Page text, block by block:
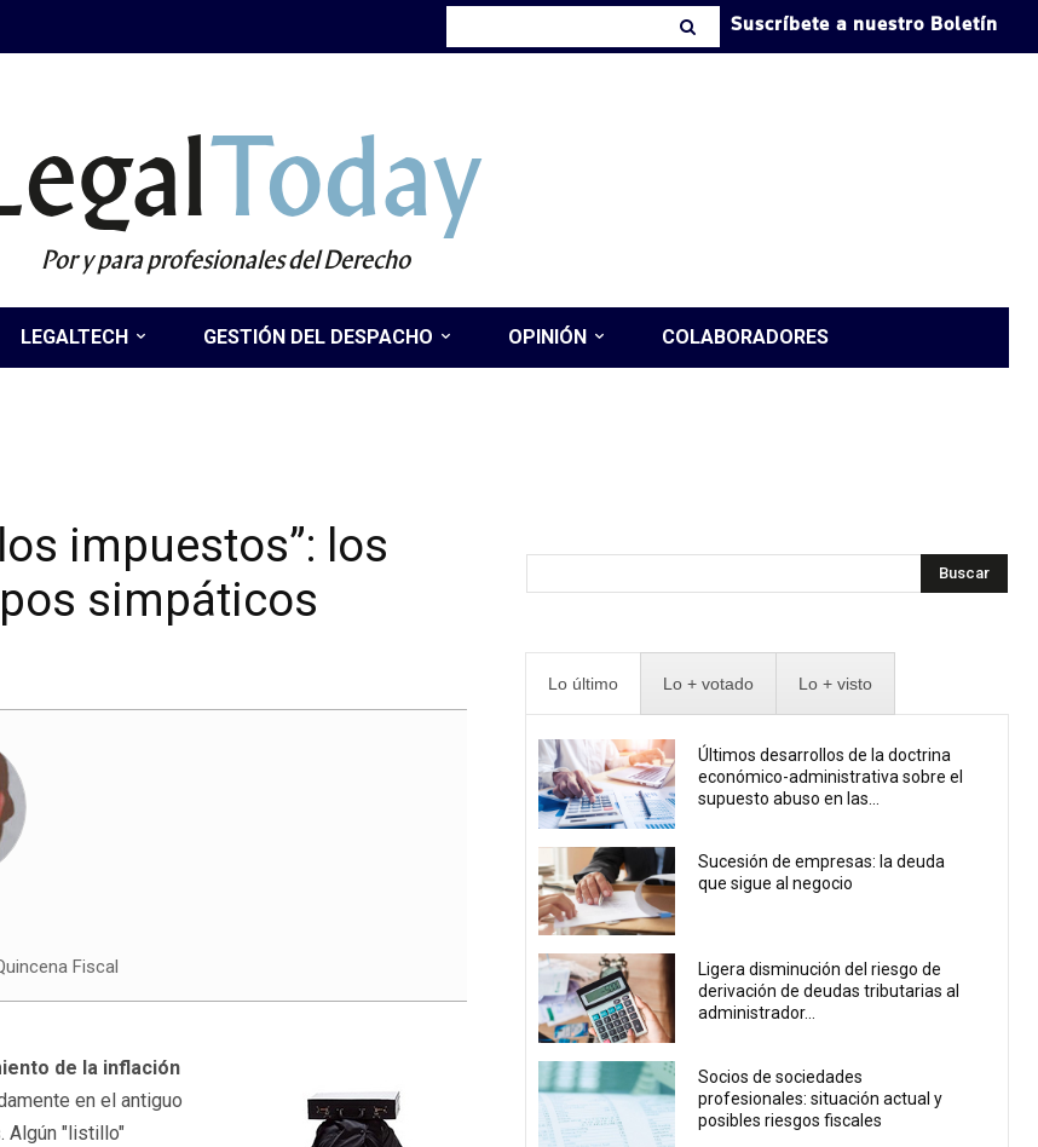
Suscríbete a nuestro Boletín
Today
Por y para profesionales del Derecho
LEGALTECH GESTIÓN DEL DESPACHO OPINIÓN COLABORADORES
impuestos”: los
simpáticos
Fiscal
de la inflación
en el antiguo
Algún "listillo"
Buscar
Lo último Lo + votado Lo + visto
Últimos desarrollos de la doctrina
económico-administrativa sobre el
supuesto abuso en las...
Sucesión de empresas: la deuda
que sigue al negocio
Ligera disminución del riesgo de
derivación de deudas tributarias al
administrador...
Socios de sociedades
profesionales: situación actual y
posibles riesgos fiscales